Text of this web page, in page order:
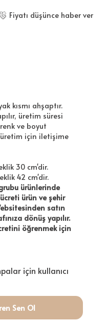
Fiyatı düşünce haber ver
kısmı ahşaptır.
üretim süresi
ve boyut
için iletişime
30 cm'dir.
42 cm'dir.
ürünlerinde
ürün ve şehir
satın
dönüş yapılır.
öğrenmek için
için kullanıcı
Sen Ol